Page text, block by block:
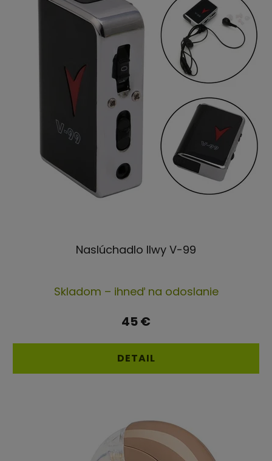
Naslúchadlo Ilwy V-99
hodnotenie
produktu
4,7
z
Skladom – ihneď na odoslanie
45 €
DETAIL